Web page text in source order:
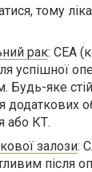
тому
рак: CEA
успішної
Будь-яке
додаткових
або КТ.
залози:
після